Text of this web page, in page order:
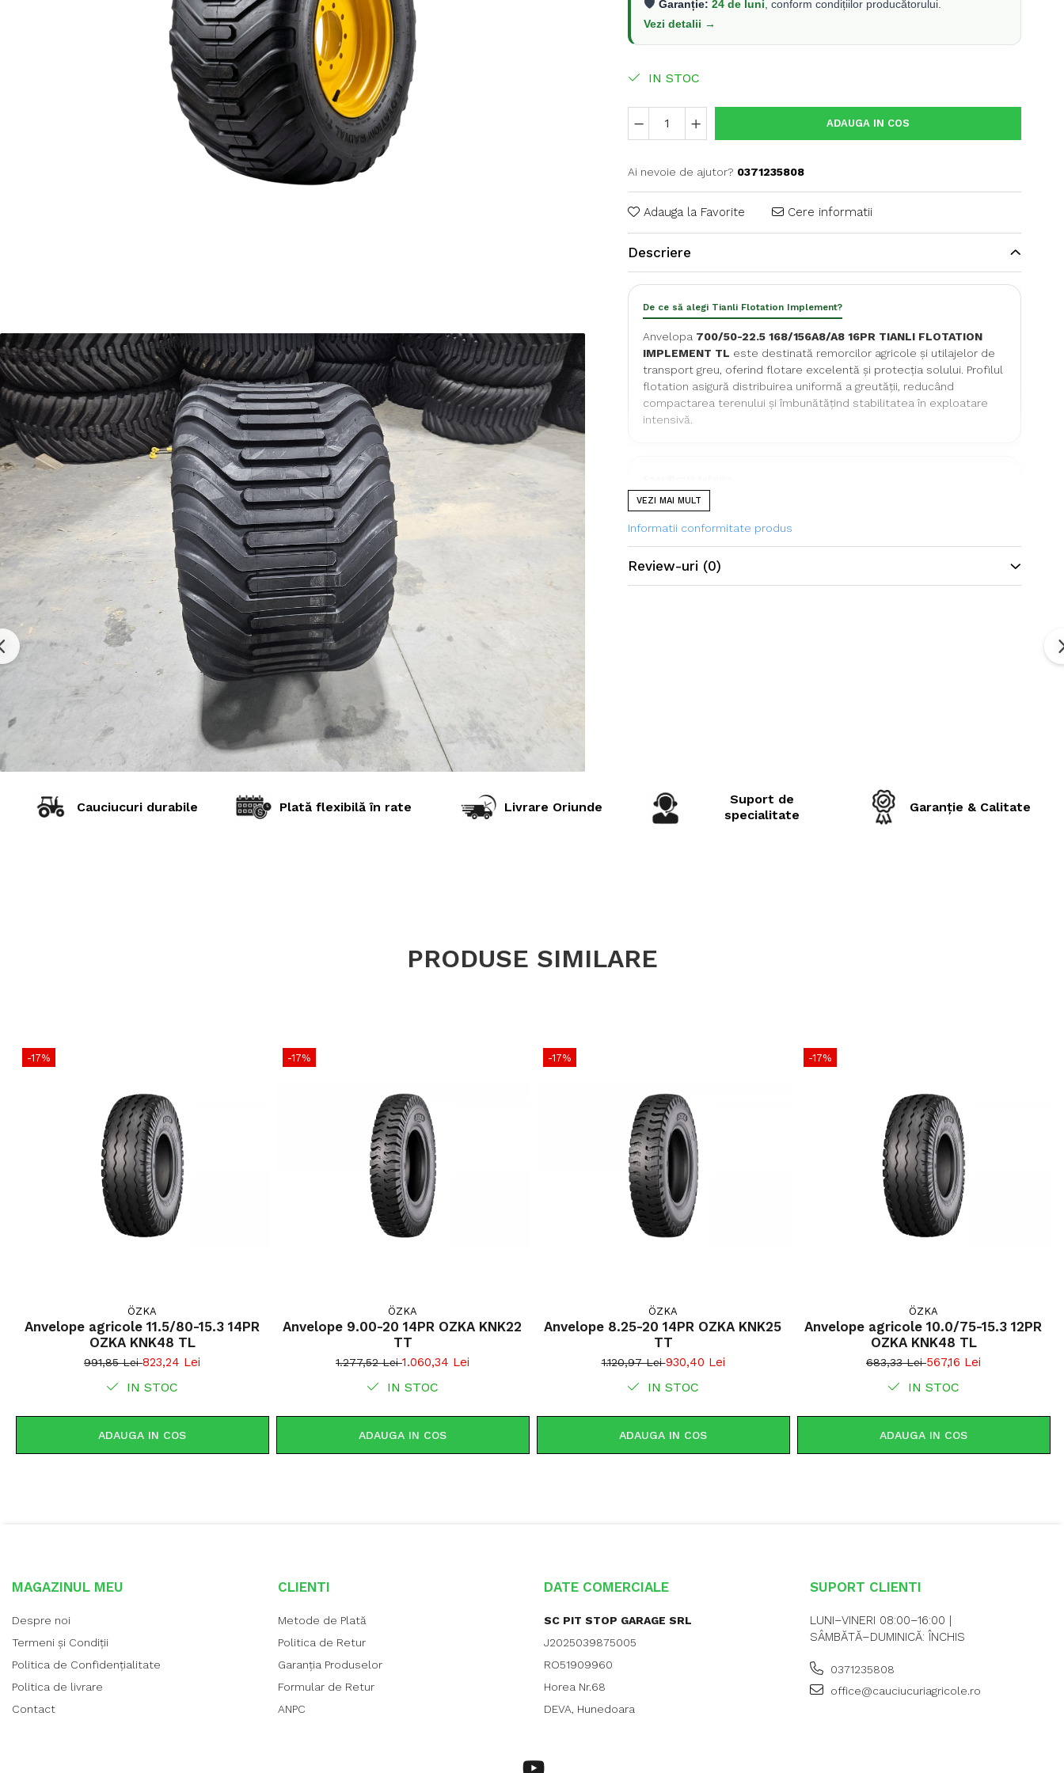
🛡️ Garanție: 24 de luni, conform condițiilor producătorului.
Vezi detalii →
IN STOC
ADAUGA IN COS
Ai nevoie de ajutor? 0371235808
Adauga la Favorite Cere informatii
Descriere
De ce să alegi Tianli Flotation Implement?
Anvelopa 700/50-22.5 168/156A8/A8 16PR TIANLI FLOTATION
IMPLEMENT TL este destinată remorcilor agricole și utilajelor de
transport greu, oferind flotare excelentă și protecția solului. Profilul
flotation asigură distribuirea uniformă a greutății, reducând
compactarea terenului și îmbunătățind stabilitatea în exploatare
intensivă.
Dimensiune
Model Flotation Implement
Diametru exterior
Circumferință de rulare
Tip anvelopă
remorci agricole grele și utilaje de transport utilizate pe câmp și
drumuri agricole. Oferă flotare excelentă, stabilitate ridicată și
protecția solului, fiind ideală pentru exploatații agricole moderne și
lucrări intensive.
Reducerea compactării solului prin flotare;
Capacitate foarte mare de încărcare (5.600 kg);
Stabilitate excelentă pe teren moale;
Durabilitate în exploatare intensivă.
VEZI MAI MULT
Informatii conformitate produs
Review-uri (0)
Cauciucuri durabile Plată flexibilă în rate Livrare Oriunde
Suport de
specialitate
Garanție & Calitate
PRODUSE SIMILARE
-17%
ÖZKA
Anvelope agricole 11.5/80-15.3 14PR
OZKA KNK48 TL
991,85 Lei823,24 Lei
IN STOC
ADAUGA IN COS
-17%
ÖZKA
Anvelope 9.00-20 14PR OZKA KNK22
TT
1.277,52 Lei1.060,34 Lei
IN STOC
ADAUGA IN COS
-17%
ÖZKA
Anvelope 8.25-20 14PR OZKA KNK25
TT
1.120,97 Lei930,40 Lei
IN STOC
ADAUGA IN COS
-17%
ÖZKA
Anvelope agricole 10.0/75-15.3 12PR
OZKA KNK48 TL
683,33 Lei567,16 Lei
IN STOC
ADAUGA IN COS
MAGAZINUL MEU
Despre noi
Termeni și Condiții
Politica de Confidențialitate
Politica de livrare
Contact
CLIENTI
Metode de Plată
Politica de Retur
Garanția Produselor
Formular de Retur
ANPC
DATE COMERCIALE
SC PIT STOP GARAGE SRL
J2025039875005
RO51909960
Horea Nr.68
DEVA, Hunedoara
SUPORT CLIENTI
LUNI–VINERI 08:00–16:00 |
SÂMBĂTĂ–DUMINICĂ: ÎNCHIS
0371235808
office@cauciucuriagricole.ro